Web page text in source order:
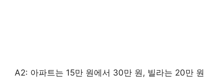
A2: 아파트는 15만 원에서 30만 원, 빌라는 20만 원